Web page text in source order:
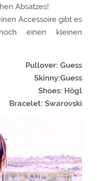
Absatzes!
Accessoire gibt es
einen kleinen
Pullover: Guess
Skinny:Guess
Shoes: Högl
Bracelet: Swarovski